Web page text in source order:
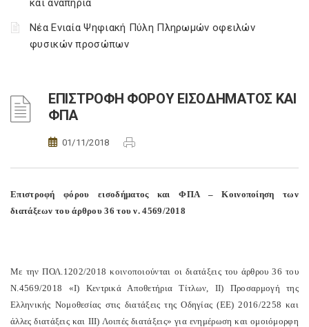
και αναπηρία
Νέα Ενιαία Ψηφιακή Πύλη Πληρωμών οφειλών
φυσικών προσώπων
ΕΠΙΣΤΡΟΦΗ ΦΟΡΟΥ ΕΙΣΟΔΗΜΑΤΟΣ ΚΑΙ
ΦΠΑ
01/11/2018
Επιστροφή φόρου εισοδήματος και ΦΠΑ – Κοινοποίηση των
διατάξεων του άρθρου 36 του ν. 4569/2018
Με την ΠΟΛ.1202/2018 κοινοποιούνται οι διατάξεις του άρθρου 36 του
Ν.4569/2018 «I) Κεντρικά Αποθετήρια Τίτλων, II) Προσαρμογή της
Ελληνικής Νομοθεσίας στις διατάξεις της Οδηγίας (ΕΕ) 2016/2258 και
άλλες διατάξεις και ΙΙΙ) Λοιπές διατάξεις» για ενημέρωση και ομοιόμορφη